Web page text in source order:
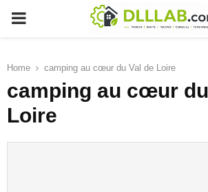
PRIMARY
Home camping au cœur du Val de Loire
camping au cœur
Loire